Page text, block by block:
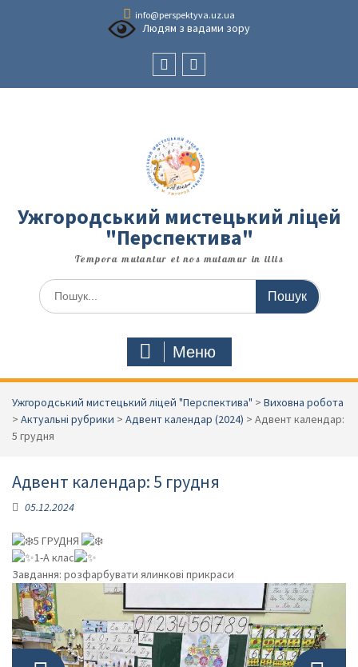
info@perspektyva.uz.ua
Людям з вадами зору
Ужгородський мистецький ліцей
"Перспектива"
Tempora mutantur et nos mutamur in illis
Шукати:
Меню
Ужгородський мистецький ліцей "Перспектива" > Виховна робота
> Актуальні рубрики > Адвент календар (2024) > Адвент календар:
5 грудня
Адвент календар: 5 грудня
05.12.2024
5 ГРУДНЯ
1-А клас
Завдання: розфарбувати ялинкові прикраси